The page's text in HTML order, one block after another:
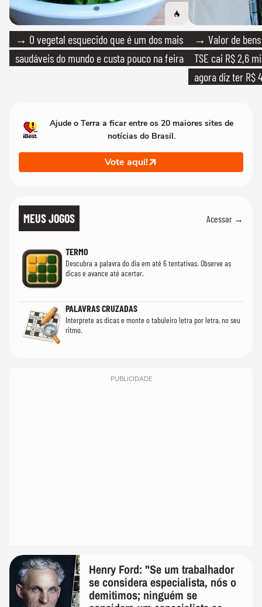
→ O vegetal esquecido que é um dos mais
saudáveis do mundo e custa pouco na feira
→ Valor de
TSE cai R$ 2,6
agora diz ter R$
Ajude o Terra a ficar entre os 20 maiores sites de
notícias do Brasil.
Vote aqui!
MEUS JOGOS Acessar →
TERMO
Descubra a palavra do dia em até 6 tentativas. Observe as
dicas e avance até acertar.
PALAVRAS CRUZADAS
Interprete as dicas e monte o tabuleiro letra por letra, no seu
ritmo.
PUBLICIDADE
Henry Ford: "Se um trabalhador
se considera especialista, nós o
demitimos; ninguém se